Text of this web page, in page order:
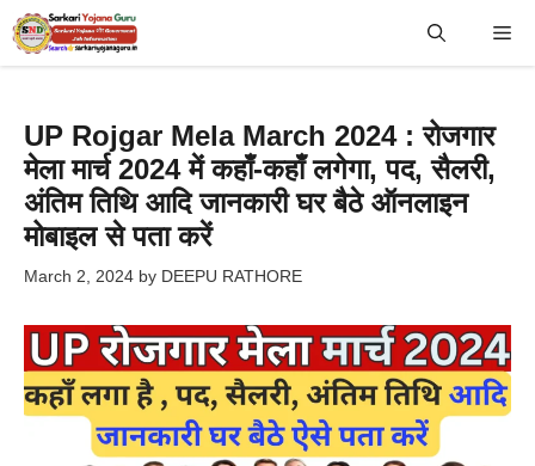
Skip
to
UP Rojgar Mela March 2024 : रोजगार
मेला मार्च 2024 में कहाँ-कहाँ लगेगा, पद, सैलरी,
अंतिम तिथि आदि जानकारी घर बैठे ऑनलाइन
मोबाइल से पता करें
March 2, 2024 by DEEPU RATHORE